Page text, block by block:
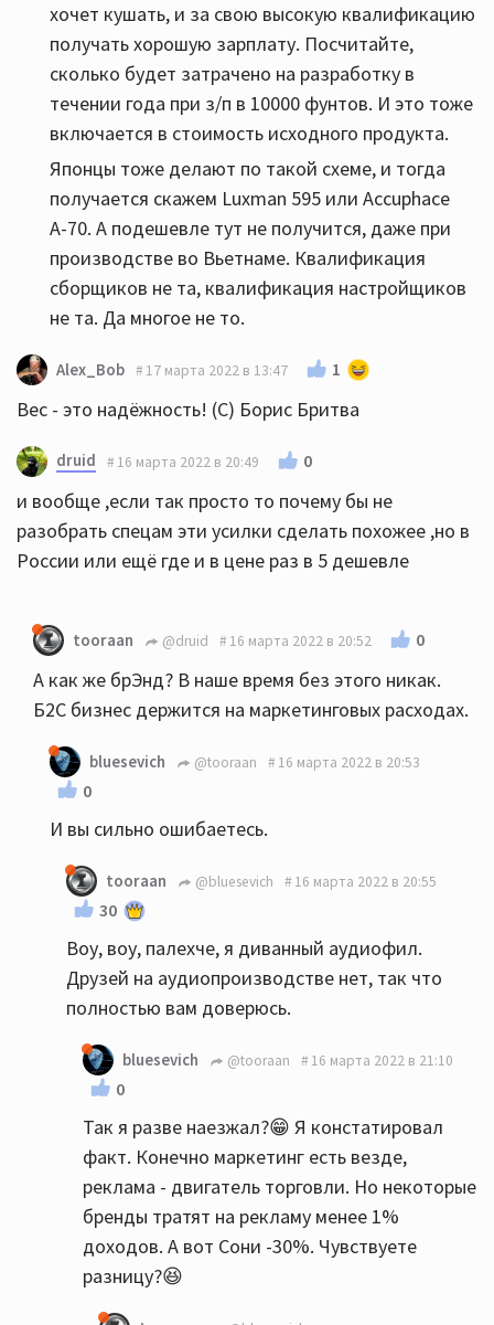
хочет кушать, и за свою высокую квалификацию
получать хорошую зарплату. Посчитайте,
сколько будет затрачено на разработку в
течении года при з/п в 10000 фунтов. И это тоже
включается в стоимость исходного продукта.
Японцы тоже делают по такой схеме, и тогда
получается скажем Luxman 595 или Accuphace
А-70. А подешевле тут не получится, даже при
производстве во Вьетнаме. Квалификация
сборщиков не та, квалификация настройщиков
не та. Да многое не то.
Alex_Bob 17 марта 2022 в 13:47 1
Вес - это надёжность! (С) Борис Бритва
druid 16 марта 2022 в 20:49 0
и вообще ,если так просто то почему бы не
разобрать спецам эти усилки сделать похожее ,но в
России или ещё где и в цене раз в 5 дешевле
tooraan @druid 16 марта 2022 в 20:52 0
А как же брЭнд? В наше время без этого никак.
Б2С бизнес держится на маркетинговых расходах.
bluesevich @tooraan 16 марта 2022 в 20:53
0
И вы сильно ошибаетесь.
tooraan @bluesevich 16 марта 2022 в 20:55
30
Воу, воу, палехче, я диванный аудиофил.
Друзей на аудиопроизводстве нет, так что
полностью вам доверюсь.
bluesevich @tooraan 16 марта 2022 в 21:10
0
Так я разве наезжал?😁 Я констатировал
факт. Конечно маркетинг есть везде,
реклама - двигатель торговли. Но некоторые
бренды тратят на рекламу менее 1%
доходов. А вот Сони -30%. Чувствуете
разницу?😆